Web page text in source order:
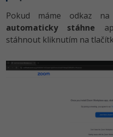
Pokud máme odkaz
automaticky stáhne
stáhnout kliknutím na